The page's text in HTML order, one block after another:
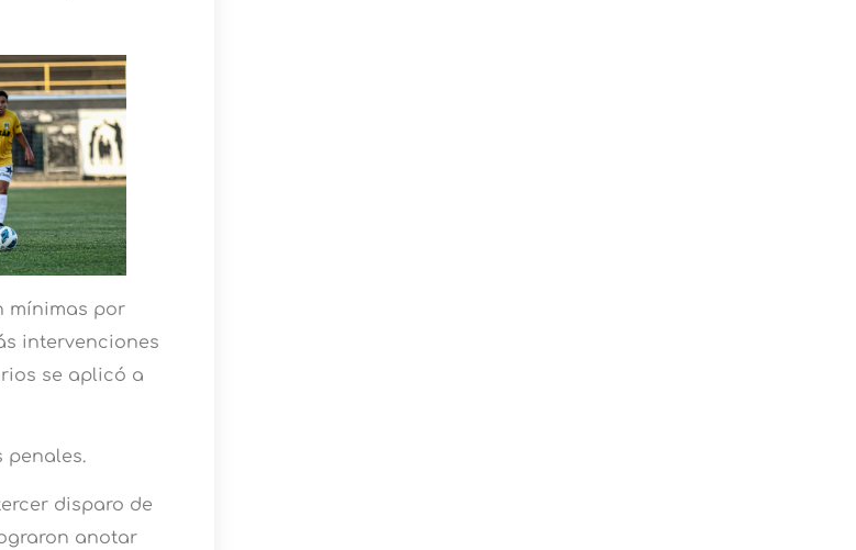
mínimas por
intervenciones
se aplicó a
penales.
disparo de
anotar